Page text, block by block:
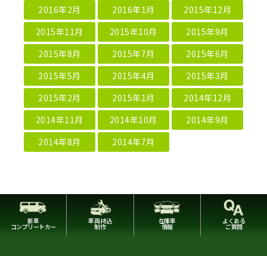
2016年2月
2016年1月
2015年12月
2015年11月
2015年10月
2015年9月
2015年8月
2015年7月
2015年6月
2015年5月
2015年4月
2015年3月
2015年2月
2015年1月
2014年12月
2014年11月
2014年10月
2014年9月
2014年8月
2014年7月
新車
コンプリートカー
車両持込
制作
在庫車
情報
よくある
ご質問